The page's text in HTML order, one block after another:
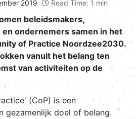
2019 Read Time: 1 min
beleidsmakers,
ondernemers samen in het
of Practice Noordzee2030.
vanuit het belang ten
van activiteiten op de
(CoP) is een
gezamenlijk doel of belang.